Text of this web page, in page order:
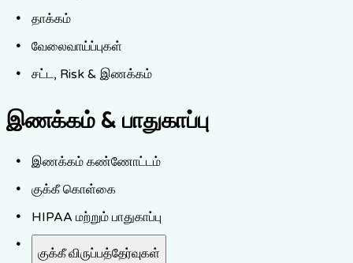
தாக்கம்
வேலைவாய்ப்புகள்
சட்ட, Risk & இணக்கம்
இணக்கம் & பாதுகாப்பு
இணக்கம் கண்ணோட்டம்
குக்கீ கொள்கை
HIPAA மற்றும் பாதுகாப்பு
குக்கீ விருப்பத்தேர்வுகள்